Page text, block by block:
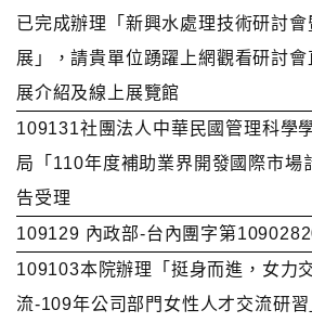
已完成辦理「新興水處理技術研討會
展」，請貴單位踴躍上網觀看研討
展介紹及線上展覽館
109131社團法人中華民國管理科學
局「110年度補助業界開發國際市場
告受理
109129 內政部-台內團字第
109103本院辦理「挺身而進，女力
流-109年公司部門女性人才交流研